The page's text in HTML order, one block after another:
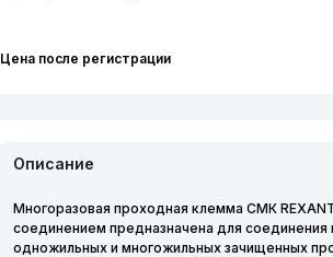
Цена после регистрации
Описание
Многоразовая проходная клемма СМК
соединением предназначена для
одножильных и многожильных зачищенных